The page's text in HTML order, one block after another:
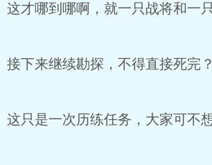
这才哪到哪啊，就一只战将和一
接下来继续勘探，不得直接死完？
这只是一次历练任务，大家可不